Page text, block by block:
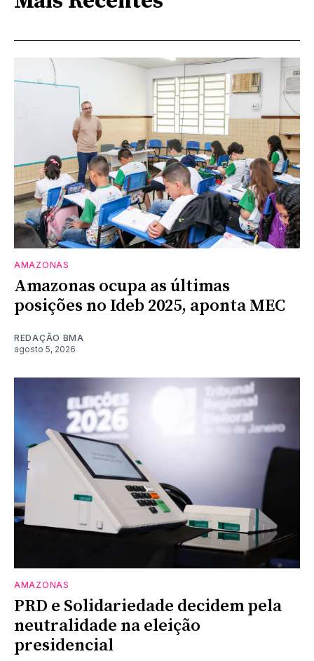
AMAZONAS
Amazonas ocupa as últimas
posições no Ideb 2025, aponta MEC
REDAÇÃO BMA
agosto 5, 2026
AMAZONAS
PRD e Solidariedade decidem pela
neutralidade na eleição
presidencial